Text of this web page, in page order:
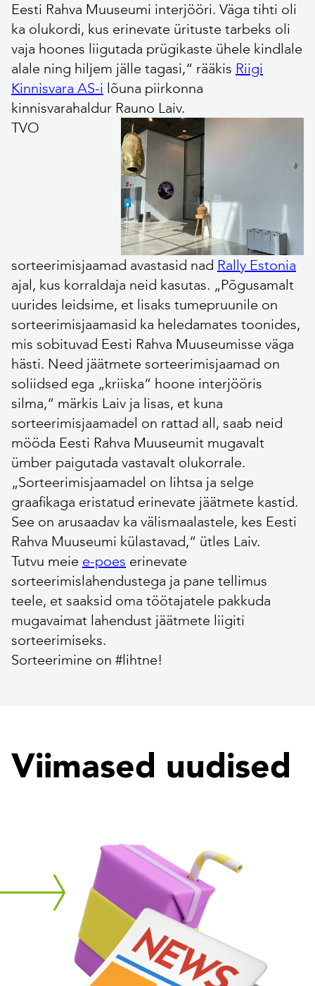
Eesti Rahva Muuseumi interjööri. Väga tihti oli
ka olukordi, kus erinevate ürituste tarbeks oli
vaja hoones liigutada prügikaste ühele kindlale
alale ning hiljem jälle tagasi,“ rääkis Riigi
Kinnisvara AS-i lõuna piirkonna
kinnisvarahaldur Rauno Laiv.
TVO
sorteerimisjaamad avastasid nad Rally Estonia
ajal, kus korraldaja neid kasutas. „Põgusamalt
uurides leidsime, et lisaks tumepruunile on
sorteerimisjaamasid ka heledamates toonides,
mis sobituvad Eesti Rahva Muuseumisse väga
hästi. Need jäätmete sorteerimisjaamad on
soliidsed ega „kriiska“ hoone interjööris
silma,“ märkis Laiv ja lisas, et kuna
sorteerimisjaamadel on rattad all, saab neid
mööda Eesti Rahva Muuseumit mugavalt
ümber paigutada vastavalt olukorrale.
„Sorteerimisjaamadel on lihtsa ja selge
graafikaga eristatud erinevate jäätmete kastid.
See on arusaadav ka välismaalastele, kes Eesti
Rahva Muuseumi külastavad,“ ütles Laiv.
Tutvu meie e-poes erinevate
sorteerimislahendustega ja pane tellimus
teele, et saaksid oma töötajatele pakkuda
mugavaimat lahendust jäätmete liigiti
sorteerimiseks.
Sorteerimine on #lihtne!
Viimased uudised